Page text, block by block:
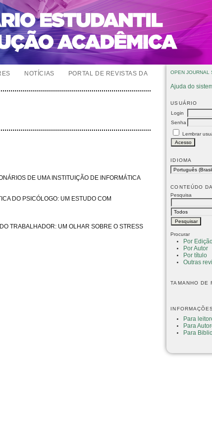
OPEN JOURNAL
Ajuda do
USUÁRIO
Login
Senha
Lembrar
IDIOMA
CONTEÚDO
Pesquisa
Procurar
Por
Por Autor
Por título
Outras
TAMANHO DE
INFORMAÇÕES
Para
Para
Para
NOTÍCIAS
PORTAL DE REVISTAS DA
DE UMA INSTITUIÇÃO DE INFORMÁTICA
DO PSICÓLOGO: UM ESTUDO COM
TRABALHADOR: UM OLHAR SOBRE O STRESS